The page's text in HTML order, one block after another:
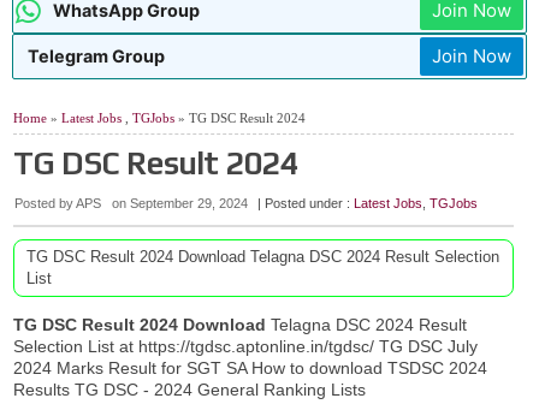
WhatsApp Group Join Now
Telegram Group Join Now
Home » Latest Jobs TGJobs » TG DSC Result 2024
TG DSC Result 2024
Posted by APS on September 29, 2024 | Posted under : Latest Jobs TGJobs
TG DSC Result 2024 Download Telagna DSC 2024 Result Selection
List
TG DSC Result 2024 Download Telagna DSC 2024 Result
Selection List at https://tgdsc.aptonline.in/tgdsc/ TG DSC July
2024 Marks Result for SGT SA How to download TSDSC 2024
Results TG DSC - 2024 General Ranking Lists